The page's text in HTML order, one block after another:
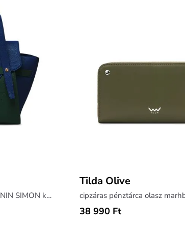
táska a LABORATORY x ANTONIN SIMON kollekcióból
Tilda Olive
cipzáras pénztárca olasz
38 990 Ft